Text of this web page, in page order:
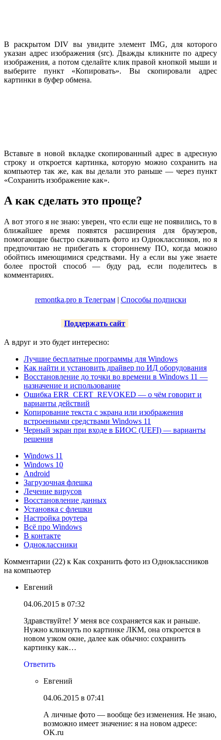
В раскрытом DIV вы увидите элемент IMG, для которого
указан адрес изображения (src). Дважды кликните по адресу
изображения, а потом сделайте клик правой кнопкой мыши и
выберите пункт «Копировать». Вы скопировали адрес
картинки в буфер обмена.
Вставьте в новой вкладке скопированный адрес в адресную
строку и откроется картинка, которую можно сохранить на
компьютер так же, как вы делали это раньше — через пункт
«Сохранить изображение как».
А как сделать это проще?
А вот этого я не знаю: уверен, что если еще не появились, то в
ближайшее время появятся расширения для браузеров,
помогающие быстро скачивать фото из Одноклассников, но я
предпочитаю не прибегать к стороннему ПО, когда можно
обойтись имеющимися средствами. Ну а если вы уже знаете
более простой способ — буду рад, если поделитесь в
комментариях.
remontka.pro в Телеграм| Способы подписки
Поддержать сайт
А вдруг и это будет интересно:
Лучшие бесплатные программы для Windows
Как найти и установить драйвер по ИД оборудования
Восстановление до точки во времени в Windows 11 —
назначение и использование
Ошибка ERR_CERT_REVOKED — о чём говорит и
варианты действий
Копирование текста с экрана или изображения
встроенными средствами Windows 11
Черный экран при входе в БИОС (UEFI) — варианты
решения
Windows 11
Windows 10
Android
Загрузочная флешка
Лечение вирусов
Восстановление данных
Установка с флешки
Настройка роутера
Всё про Windows
В контакте
Одноклассники
Комментарии (22) к Как сохранить фото из Одноклассников
на компьютер
Евгений
04.06.2015 в 07:32
Здравствуйте! У меня все сохраняется как и раньше.
Нужно кликнуть по картинке ЛКМ, она откроется в
новом узком окне, далее как обычно: сохранить
картинку как…
Ответить
Евгений
04.06.2015 в 07:41
А личные фото — вообще без изменения. Не знаю,
возможно имеет значение: я на новом адресе:
OK.ru